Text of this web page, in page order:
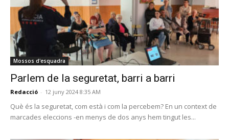
Mossos d'esquadra
Parlem de la seguretat, barri a barri
Redacció - 12 juny 2024 8:35 AM
Què és la seguretat, com està i com la percebem? En un context de
marcades eleccions -en menys de dos anys hem tingut les...